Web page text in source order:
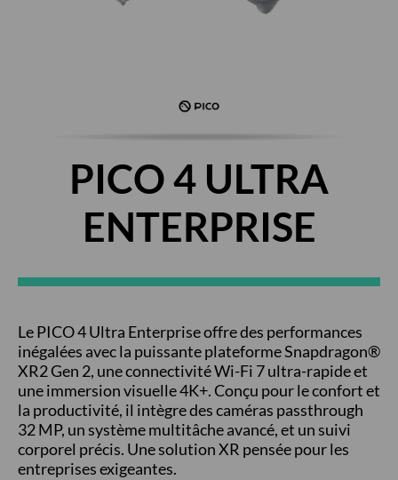
PICO 4 ULTRA
ENTERPRISE
Le PICO 4 Ultra Enterprise offre des performances
inégalées avec la puissante plateforme Snapdragon®
XR2 Gen 2, une connectivité Wi-Fi 7 ultra-rapide et
une immersion visuelle 4K+. Conçu pour le confort et
la productivité, il intègre des caméras passthrough
32 MP, un système multitâche avancé, et un suivi
corporel précis. Une solution XR pensée pour les
entreprises exigeantes.